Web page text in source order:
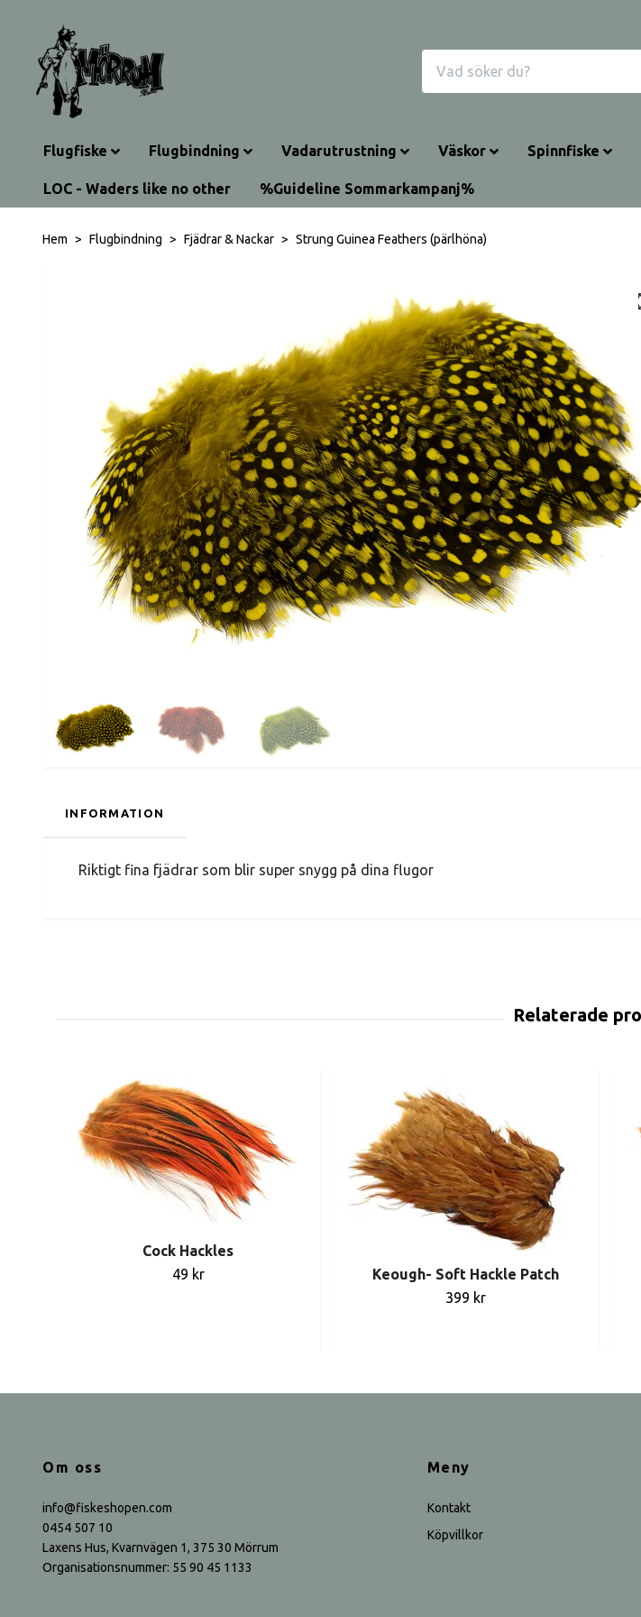
Flugfiske Flugbindning Vadarutrustning Väskor Spinnfiske
LOC - Waders like no other %Guideline Sommarkampanj%
Hem Flugbindning Fjädrar & Nackar Strung Guinea Feathers (pärlhöna)
INFORMATION
Riktigt fina fjädrar som blir super snygg på dina flugor
Cock Hackles
49 kr
Keough- Soft Hackle Patch
399 kr
Om oss
info@fiskeshopen.com
0454 507 10
Laxens Hus, Kvarnvägen 1, 375 30 Mörrum
Organisationsnummer: 55 90 45 1133
Meny
Kontakt
Köpvillkor